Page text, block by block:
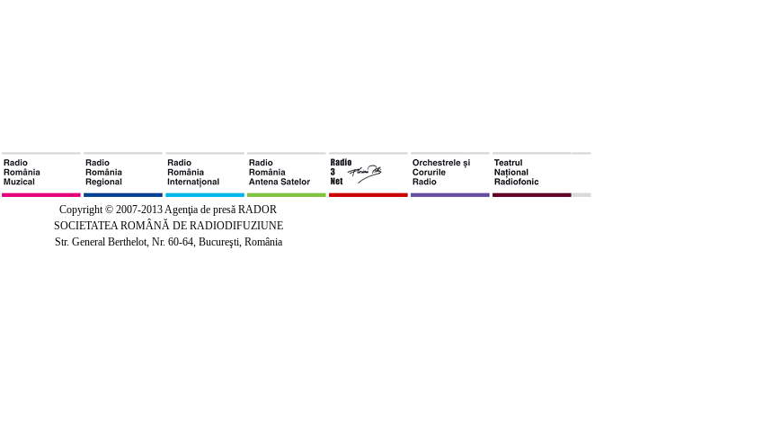
Copyright © 2007-2013 Agenţia de presă RADOR
SOCIETATEA ROMÂNĂ DE RADIODIFUZIUNE
Str. General Berthelot, Nr. 60-64, Bucureşti, România